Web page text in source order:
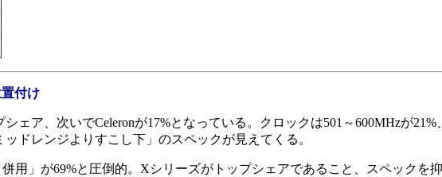
付け
ェア、次いでCeleronが17%となっている。クロックは501～600MHzが
ドレンジよりすこし下」のスペックが見えてくる。
用」が69%と圧倒的。Xシリーズがトップシェアであること、スペックを